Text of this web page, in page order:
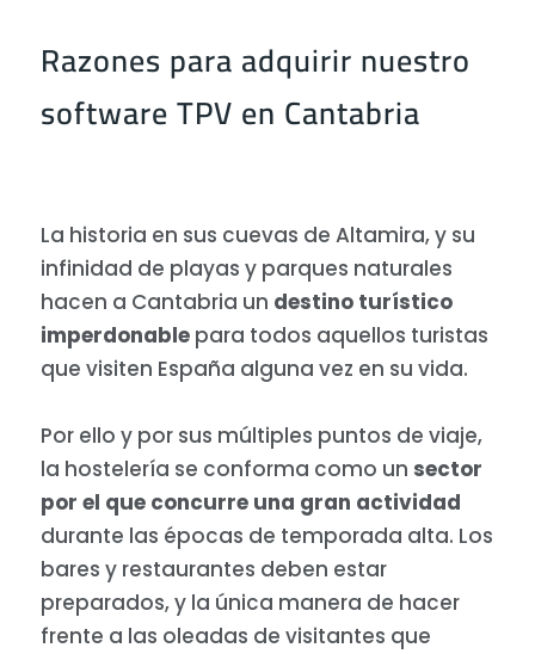
Razones para adquirir nuestro
software TPV en Cantabria
La historia en sus cuevas de Altamira, y su
infinidad de playas y parques naturales
hacen a Cantabria un destino turístico
imperdonablepara todos aquellos turistas
que visiten España alguna vez en su vida.
Por ello y por sus múltiples puntos de viaje,
la hostelería se conforma como un sector
por el que concurre una gran actividad
durante las épocas de temporada alta. Los
bares y restaurantes deben estar
preparados, y la única manera de hacer
frente a las oleadas de visitantes que